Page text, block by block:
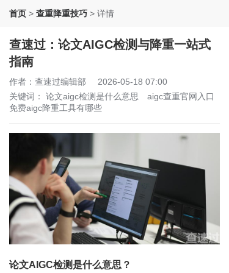
首页 > 查重降重技巧 > 详情
查速过：论文AIGC检测与降重一站式
指南
作者：查速过编辑部
2026-05-18 07:00
关键词： 论文aigc检测是什么意思
aigc查重官网入口
免费aigc降重工具有哪些
论文AIGC检测是什么意思？